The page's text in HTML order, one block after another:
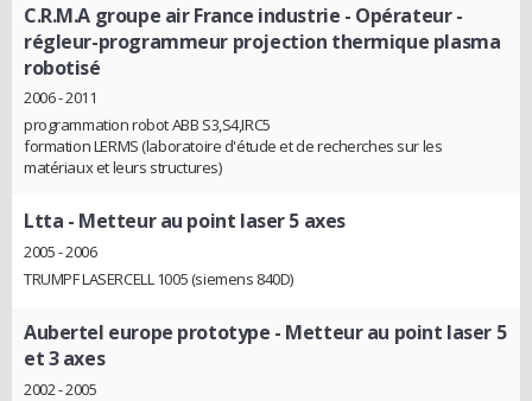
C.R.M.A groupe air France industrie - Opérateur -
régleur-programmeur projection thermique plasma
robotisé
2006 - 2011
programmation robot ABB S3,S4,IRC5
formation LERMS (laboratoire d'étude et de recherches sur les
matériaux et leurs structures)
Ltta - Metteur au point laser 5 axes
2005 - 2006
TRUMPF LASERCELL 1005 (siemens 840D)
Aubertel europe prototype - Metteur au point laser 5
et 3 axes
2002 - 2005